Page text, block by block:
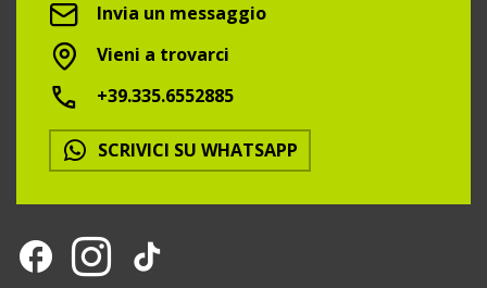
Invia un messaggio
Vieni a trovarci
+39.335.6552885
SCRIVICI SU WHATSAPP